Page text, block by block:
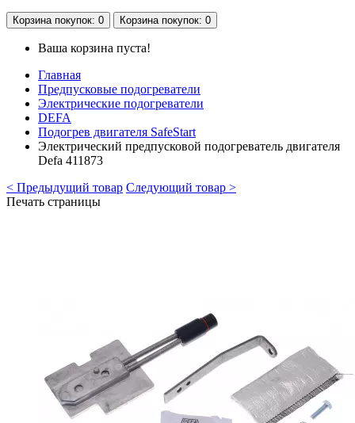
Корзина покупок: 0 Корзина покупок: 0
Ваша корзина пуста!
Главная
Предпусковые подогреватели
Электрические подогреватели
DEFA
Подогрев двигателя SafeStart
Электрический предпусковой подогреватель двигателя
Defa 411873
< Предыдущий товар Следующий товар >
Печать страницы